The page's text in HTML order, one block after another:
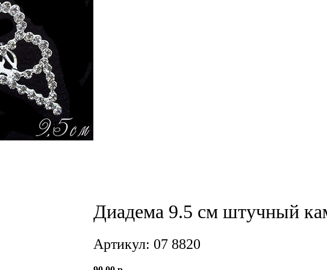
Диадема 9.5 см штучный
Артикул: 07 8820